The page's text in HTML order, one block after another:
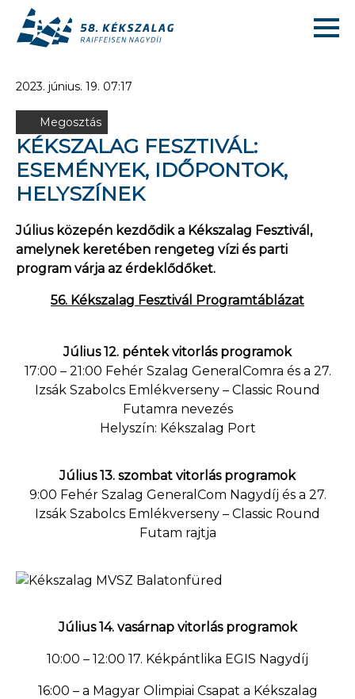
2023. június. 19. 07:17
Megosztás
KÉKSZALAG FESZTIVÁL:
ESEMÉNYEK, IDŐPONTOK,
HELYSZÍNEK
Július közepén kezdődik a Kékszalag Fesztivál,
amelynek keretében rengeteg vízi és parti
program várja az érdeklődőket.
56. Kékszalag Fesztivál Programtáblázat
Július 12. péntek vitorlás programok
17:00 – 21:00 Fehér Szalag GeneralComra és a 27.
Izsák Szabolcs Emlékverseny – Classic Round
Futamra nevezés
Helyszín: Kékszalag Port
Július 13. szombat vitorlás programok
9:00 Fehér Szalag GeneralCom Nagydíj és a 27.
Izsák Szabolcs Emlékverseny – Classic Round
Futam rajtja
Július 14. vasárnap vitorlás programok
10:00 – 12:00 17. Kékpántlika EGIS Nagydíj
16:00 – a Magyar Olimpiai Csapat a Kékszalag